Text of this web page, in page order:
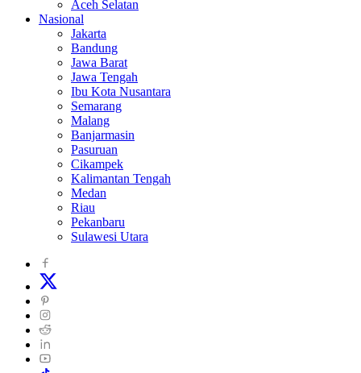
Aceh Selatan
Nasional
Jakarta
Bandung
Jawa Barat
Jawa Tengah
Ibu Kota Nusantara
Semarang
Malang
Banjarmasin
Pasuruan
Cikampek
Kalimantan Tengah
Medan
Riau
Pekanbaru
Sulawesi Utara